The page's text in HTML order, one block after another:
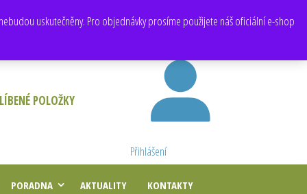
uskutečněny. Pro objednávky prosíme použijete náš oficiální e-shop
POLOŽKY
Přihlášení
PORADNA AKTUALITY KONTAKTY